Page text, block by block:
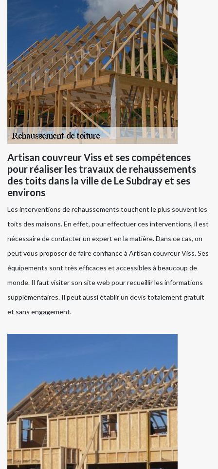
Artisan couvreur Viss et ses compétences
pour réaliser les travaux de rehaussements
des toits dans la ville de Le Subdray et ses
environs
Les interventions de rehaussements touchent le plus souvent les
toits des maisons. En effet, pour effectuer ces interventions, il est
nécessaire de contacter un expert en la matière. Dans ce cas, on
peut vous proposer de faire confiance à Artisan couvreur Viss. Ses
équipements sont très efficaces et accessibles à beaucoup de
monde. Il faut visiter son site web pour recueillir les informations
supplémentaires. Il peut aussi établir un devis totalement gratuit
et sans engagement.